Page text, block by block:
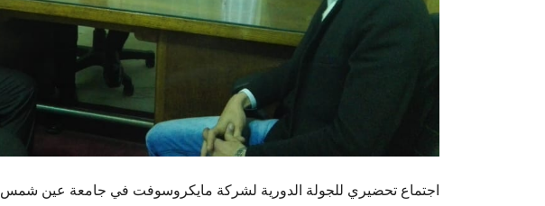
اجتماع تحضيري للجولة الدورية لشركة مايكروسوفت في جامعة عين شمس